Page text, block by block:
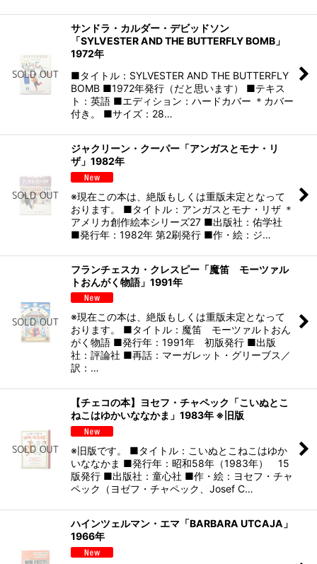
サンドラ・カルダー・デビッドソン
「SYLVESTER AND THE BUTTERFLY BOMB」
1972年
■タイトル：SYLVESTER AND THE BUTTERFLY
BOMB ■1972年発行（だと思います） ■テキス
ト：英語 ■エディション：ハードカバー ＊カバー
付き。 ■サイズ：28…
ジャクリーン・クーパー「アンガスとモナ・リ
ザ」1982年
※現在この本は、絶版もしくは重版未定となって
おります。 ■タイトル：アンガスとモナ・リザ ＊
アメリカ創作絵本シリーズ27 ■出版社：佑学社
■発行年：1982年 第2刷発行 ■作・絵：ジ…
フランチェスカ・クレスピー「魔笛 モーツァル
トおんがく物語」1991年
※現在この本は、絶版もしくは重版未定となって
おります。 ■タイトル：魔笛 モーツァルトおん
がく物語 ■発行年：1991年 初版発行 ■出版
社：評論社 ■再話：マーガレット・グリーブス／
訳：…
【チェコの本】ヨセフ・チャペック「こいぬとこ
ねこはゆかいななかま」1983年 ※旧版
※旧版です。 ■タイトル：こいぬとこねこはゆか
いななかま ■発行年：昭和58年（1983年） 15
版発行 ■出版社：童心社 ■作・絵：ヨセフ・チャ
ペック（ヨゼフ・チャペック、Josef C…
ハインツェルマン・エマ「BARBARA UTCAJA」
1966年